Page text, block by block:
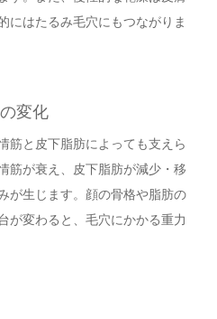
にはたるみ毛穴にもつながりま
変化
筋と皮下脂肪によっても支えら
筋が衰え、皮下脂肪が減少・移
が生じます。顔の骨格や脂肪の
が変わると、毛穴にかかる重力